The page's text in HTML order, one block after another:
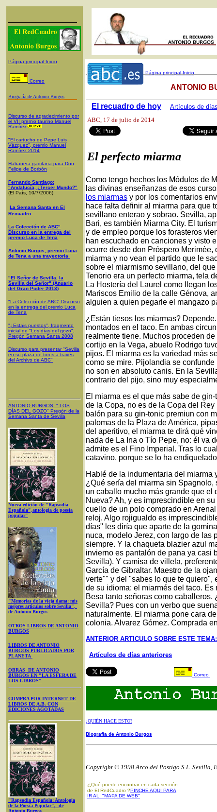
Página principal-Inicio
Correo
Biografía de Antonio Burgos
Discurso de agradecimiento por
el VII premio taurino Manuel
Ramírez
"El cartucho de Pepe Luis
Vázquez", premio Manuel
Ramírez 2014
Habanera gaditana para Don
Felipe de Borbón
Fernando Santiago:
"Andalucía, ¿Tercer Mundo?"
(El País, 10/7/2006)
La Semana Santa en El
Recuadro
La Colección de ABC"
Discurso en la entrega del
premio Luca de Tena
Antonio Burgos, premio Luca
de Tena a una trayectoria
"El Señor de Sevilla, la
Sevilla del Señor" (Anuario
del Gran Poder 2013)
"La Colección de ABC" Discurso
en la entrega del premio Luca
de Tena
"¿Estais puestos", fragmento
inicial de "Los días del gozo",
Pregón Semana Santa 2008
Discurso para presentar "Sevilla
en su plaza de toros a través
del Archivo de ABC"
ANTONIO BURGOS: " LOS
DÍAS DEL GOZO" Pregón de la
Semana Santa de Sevilla
Nueva edición de "Rapsodia
Española",antología de poesía
popular"
"Memorias de la vieja dama: mis
mejores artículos sobre Sevilla",
de Antonio Burgos
OTROS LIBROS DE ANTONIO
BURGOS
LIBROS DE ANTONIO
BURGOS PUBLICADOS POR
PLANETA
OBRAS DE ANTONIO
BURGOS EN "LA ESFERA DE
LOS LIBROS"
COMPRA POR INTERNET DE
LIBROS DE A.B. CON
EDICIONES AGOTADAS
"Rapsodia Española: Antología
de la Poesía Popular", de
Antonio Burgos
Página principal-Inicio
El recuadro de hoy Artículos de
ANTONIO
ABC, 17 de julio de 2014
El perfecto miarma
Como tengo hechos los Módulos de
las divinas enseñanzas de esos
los miarmas y por los comentarios
hace falta definir al miarma para que
sevillano enterao y sobrao. Sevilla,
Bari, es también Miarma City. El
y de empleo porque los forasteros
han escuchado en canciones y visto
ocurre desde don Próspero
miarma y no vean el partido que le
sobre el miarmismo sevillano, del
Tenorio era un perfecto miarma, tela
La Hostería del Laurel como llegan
Mariscos Emilio de la calle Génova,
alguien a quien pegarle el mangazo
¿Están tiesos los miarmas?
montados en el taco. En ambas
realmente tiene. Muchos proceden
cortijo en la Vega, abuelo Rodrigo
pijos. El miarma es la variedad más
como se mire. Pijolandia se
no son en absoluto canis. En la
contrario del pijo, sino muy
El miarma es el que más sabe de
de la Copa, no es de la Copa del
balón para su gin-tonic premiun con
palomas de la Plaza de América,
del aperitivo, el miarma te dirá qué
nada de La Ina o Tío Pepe, no: él va
admite es el Fino Imperial. Tras lo
catavino, porque se lo ha
Hablé de la indumentaria del miarma
¿Qué sería del miarma sin
un caballo mucho más grande que
Nueva? Ah, y es imprescindible en
cuello de un polo comprado en
reloj. Algo rojigualdo es
días" les diría que aparte de la
nuca, modelo Jerez, con largo de las
siempre. Y la chaqueta blazier azul
invierno es pantalón de pana ya casi
Sevilla). Y camisa de villela,
García de Gibraltar. Maestro de la
verte"" y del "sabes lo que te quiero",
de su idioma: el miarmés del taco.
Besa tanto señoras como
Sevilla? Pues con un verbo que
naturalmente. El miarma pone cara
colonia. Alvarez Gómez. Comprada
ANTERIOR ARTICULO SOBRE ESTE
Artículos de días anteriores
Correo
¿QUIÉN HACE ESTO?
Biografía de Antonio Burgos
Copyright © 1998 Arco del Postigo S.L. Sevilla,
¿ Qué puede encontrar en cada sección
de El RedCuadro ?PINCHE AQUI PARA
IR AL "MAPA DE WEB"